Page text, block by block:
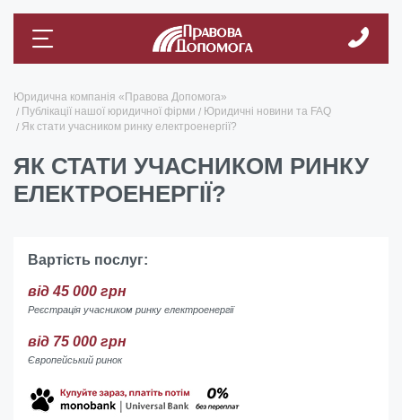
Юридична компанія «Правова Допомога»
Публікації нашої юридичної фірми
Юридичні новини та FAQ
Як стати учасником ринку електроенергії?
ЯК СТАТИ УЧАСНИКОМ РИНКУ
ЕЛЕКТРОЕНЕРГІЇ?
Вартість послуг:
від 45 000 грн
Реєстрація учасником ринку електроенергії
від 75 000 грн
Європейський ринок